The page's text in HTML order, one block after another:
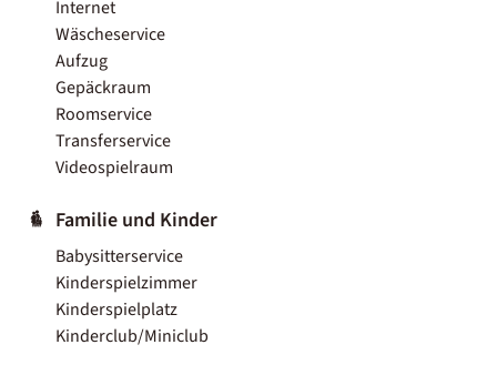
Internet
Wäscheservice
Aufzug
Gepäckraum
Roomservice
Transferservice
Videospielraum
Familie und Kinder
Babysitterservice
Kinderspielzimmer
Kinderspielplatz
Kinderclub/Miniclub